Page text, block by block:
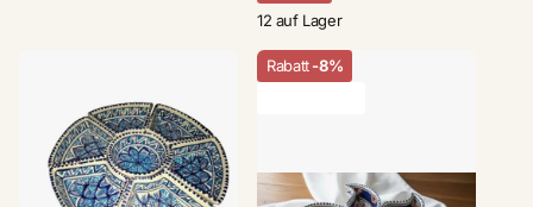
12 auf Lager
Rabatt-8%